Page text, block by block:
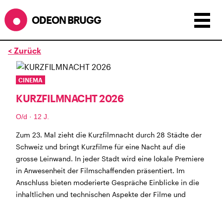
ODEON BRUGG
Anzeigen als:
ÖFFNUNGSZEITEN
während dem
Barbetrieb im Geissenschachen ab 18 Uhr bis
Filmbeginn (Fr+Sa bis 1 Uhr)
Küche ab 18 bis 20.45 Uhr
Filmstart um 21.30 Uhr
Mittwoch geschlossen
< Zurück
CINEMA
KURZFILMNACHT 2026
O/d · 12 J.
Zum 23. Mal zieht die Kurzfilmnacht durch 28 Städte der
Schweiz und bringt Kurzfilme für eine Nacht auf die
grosse Leinwand. In jeder Stadt wird eine lokale Premiere
in Anwesenheit der Filmschaffenden präsentiert. Im
Anschluss bieten moderierte Gespräche Einblicke in die
inhaltlichen und technischen Aspekte der Filme und